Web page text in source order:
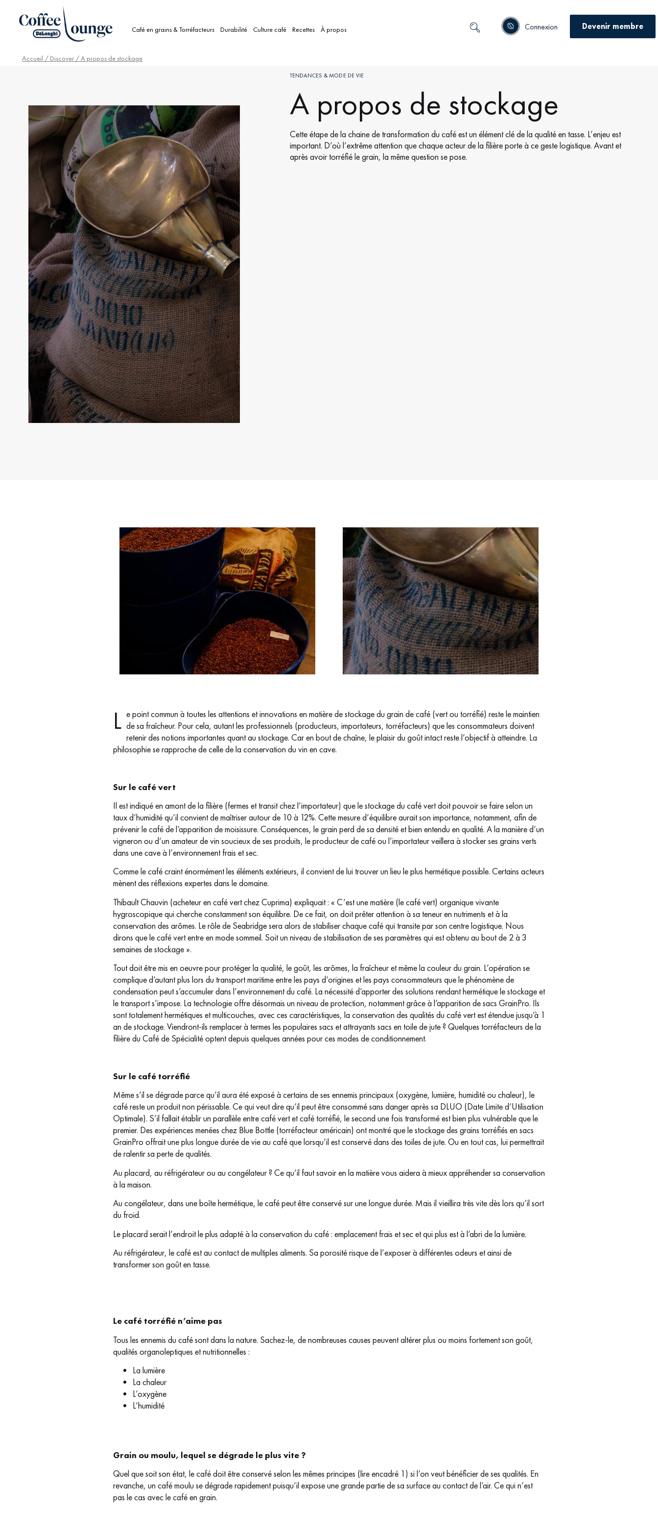
Café en grains & Torréfacteurs Durabilité Culture café Recettes À propos Connexion Devenir membre
Accueil / Discover / A propos de stockage
TENDANCES & MODE DE VIE
A propos de stockage
Cette étape de la chaine de transformation du café est un élément clé de la qualité en tasse. L’enjeu est
important. D’où l’extrême attention que chaque acteur de la filière porte à ce geste logistique. Avant et
après avoir torréfié le grain, la même question se pose.
L e point commun à toutes les attentions et innovations en matière de stockage du grain de café (vert ou torréfié) reste le maintien
de sa fraîcheur. Pour cela, autant les professionnels (producteurs, importateurs, torréfacteurs) que les consommateurs doivent
retenir des notions importantes quant au stockage. Car en bout de chaîne, le plaisir du goût intact reste l’objectif à atteindre. La
philosophie se rapproche de celle de la conservation du vin en cave.
Sur le café vert
Il est indiqué en amont de la filière (fermes et transit chez l’importateur) que le stockage du café vert doit pouvoir se faire selon un
taux d’humidité qu’il convient de maîtriser autour de 10 à 12%. Cette mesure d’équilibre aurait son importance, notamment, afin de
prévenir le café de l’apparition de moisissure. Conséquences, le grain perd de sa densité et bien entendu en qualité. A la manière d’un
vigneron ou d’un amateur de vin soucieux de ses produits, le producteur de café ou l’importateur veillera à stocker ses grains verts
dans une cave à l’environnement frais et sec.
Comme le café craint énormément les éléments extérieurs, il convient de lui trouver un lieu le plus hermétique possible. Certains acteurs
mènent des réflexions expertes dans le domaine.
Thibault Chauvin (acheteur en café vert chez Cuprima) expliquait : « C’est une matière (le café vert) organique vivante
hygroscopique qui cherche constamment son équilibre. De ce fait, on doit prêter attention à sa teneur en nutriments et à la
conservation des arômes. Le rôle de Seabridge sera alors de stabiliser chaque café qui transite par son centre logistique. Nous
dirons que le café vert entre en mode sommeil. Soit un niveau de stabilisation de ses paramètres qui est obtenu au bout de 2 à 3
semaines de stockage ».
Tout doit être mis en oeuvre pour protéger la qualité, le goût, les arômes, la fraîcheur et même la couleur du grain. L’opération se
complique d’autant plus lors du transport maritime entre les pays d’origines et les pays consommateurs que le phénomène de
condensation peut s’accumuler dans l’environnement du café. La nécessité d’apporter des solutions rendant hermétique le stockage et
le transport s’impose. La technologie offre désormais un niveau de protection, notamment grâce à l’apparition de sacs GrainPro. Ils
sont totalement hermétiques et multicouches, avec ces caractéristiques, la conservation des qualités du café vert est étendue jusqu’à 1
an de stockage. Viendront-ils remplacer à termes les populaires sacs et attrayants sacs en toile de jute ? Quelques torréfacteurs de la
filière du Café de Spécialité optent depuis quelques années pour ces modes de conditionnement.
Sur le café torréfié
Même s’il se dégrade parce qu’il aura été exposé à certains de ses ennemis principaux (oxygène, lumière, humidité ou chaleur), le
café reste un produit non périssable. Ce qui veut dire qu’il peut être consommé sans danger après sa DLUO (Date Limite d’Utilisation
Optimale). S’il fallait établir un parallèle entre café vert et café torréfié, le second une fois transformé est bien plus vulnérable que le
premier. Des expériences menées chez Blue Bottle (torréfacteur américain) ont montré que le stockage des grains torréfiés en sacs
GrainPro offrait une plus longue durée de vie au café que lorsqu’il est conservé dans des toiles de jute. Ou en tout cas, lui permettrait
de ralentir sa perte de qualités.
Au placard, au réfrigérateur ou au congélateur ? Ce qu’il faut savoir en la matière vous aidera à mieux appréhender sa conservation
à la maison.
Au congélateur, dans une boîte hermétique, le café peut être conservé sur une longue durée. Mais il vieillira très vite dès lors qu’il sort
du froid.
Le placard serait l’endroit le plus adapté à la conservation du café : emplacement frais et sec et qui plus est à l’abri de la lumière.
Au réfrigérateur, le café est au contact de multiples aliments. Sa porosité risque de l’exposer à différentes odeurs et ainsi de
transformer son goût en tasse.
Le café torréfié n’aime pas
Tous les ennemis du café sont dans la nature. Sachez-le, de nombreuses causes peuvent altérer plus ou moins fortement son goût,
qualités organoleptiques et nutritionnelles :
La lumière
La chaleur
L’oxygène
L’humidité
Grain ou moulu, lequel se dégrade le plus vite ?
Quel que soit son état, le café doit être conservé selon les mêmes principes (lire encadré 1) si l’on veut bénéficier de ses qualités. En
revanche, un café moulu se dégrade rapidement puisqu’il expose une grande partie de sa surface au contact de l’air. Ce qui n’est
pas le cas avec le café en grain.